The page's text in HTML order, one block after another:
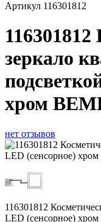
Артикул 116301812
116301812
зеркало
хром
нет отзывов
116301812
LED (сенсорное)